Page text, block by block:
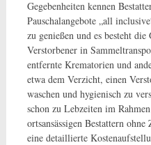
Gegebenheiten kennen
Pauschalangebote „all
zu genießen und es besteht
Verstorbener in
entfernte Krematorien und
etwa dem Verzicht, einen
waschen und hygienisch zu
schon zu Lebzeiten im
ortsansässigen Bestattern
eine detaillierte